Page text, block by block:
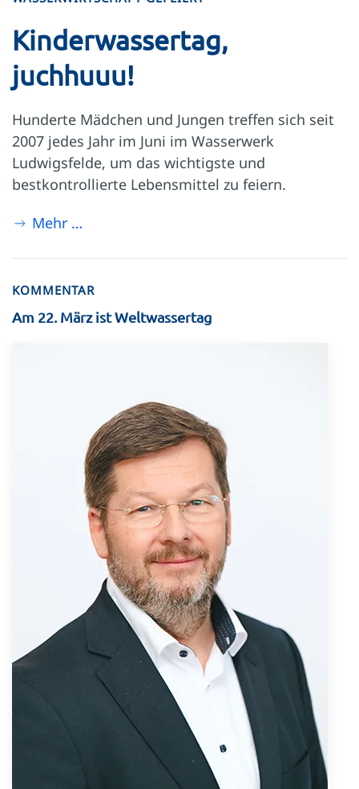
Kinderwassertag,
juchhuuu!
Hunderte Mädchen und Jungen treffen sich seit
2007 jedes Jahr im Juni im Wasserwerk
Ludwigsfelde, um das wichtigste und
bestkontrollierte Lebensmittel zu feiern.
Mehr …
KOMMENTAR
Am 22. März ist Weltwassertag